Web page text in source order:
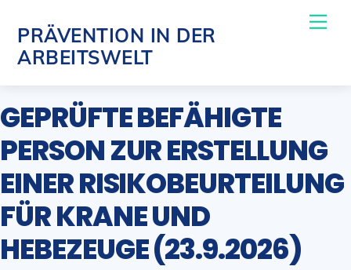
content
PRÄVENTION IN DER
ARBEITSWELT
GEPRÜFTE BEFÄHIGTE
PERSON ZUR ERSTELLUNG
EINER RISIKOBEURTEILUNG
FÜR KRANE UND
HEBEZEUGE (23.9.2026)